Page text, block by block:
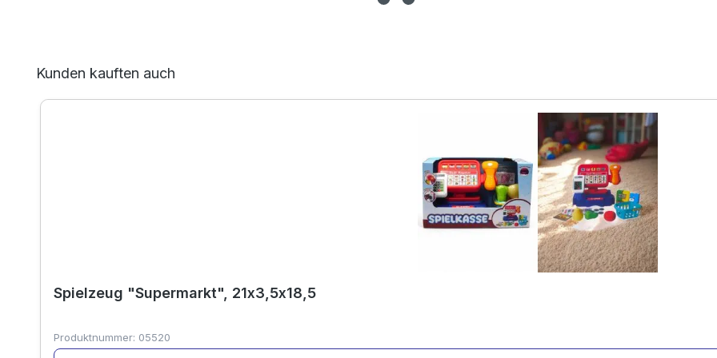
Produktgalerie überspringen
Kunden kauften auch
Spielzeug "Supermarkt", 21x3,5x18,5
Produktnummer: 05520